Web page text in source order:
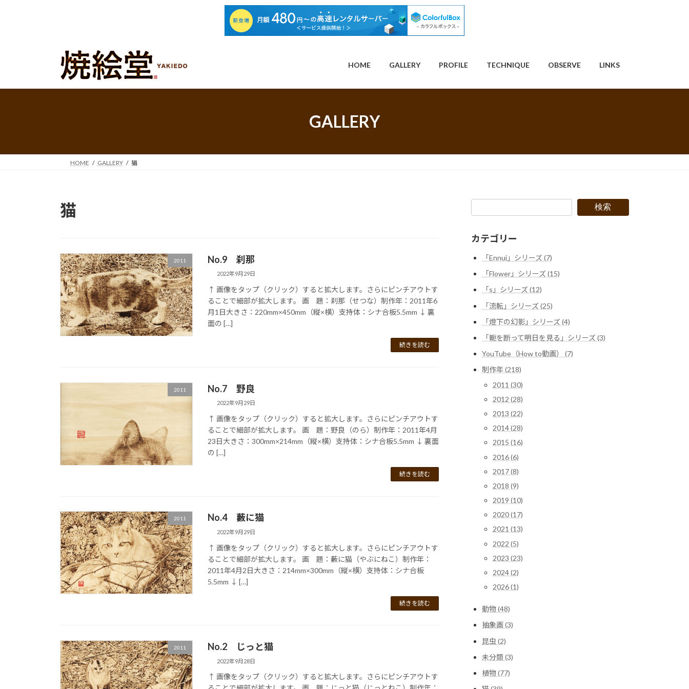
プ
動
HOME GALLERY PROFILE TECHNIQUE OBSERVE LINKS
GALLERY
HOME GALLERY 猫
猫
2011 No.9 刹那
2022年9月29日
↑ 画像をタップ（クリック）すると拡大します。さらにピンチアウトす
ることで細部が拡大します。 画 題：刹那（せつな）制作年：2011年6
月1日大きさ：220mm×450mm（縦×横）支持体：シナ合板5.5mm ↓ 裏
面の […]
続きを読む
2011 No.7 野良
2022年9月29日
↑ 画像をタップ（クリック）すると拡大します。さらにピンチアウトす
ることで細部が拡大します。 画 題：野良（のら）制作年：2011年4月
23日大きさ：300mm×214mm（縦×横）支持体：シナ合板5.5mm ↓ 裏面
の […]
続きを読む
2011 No.4 藪に猫
2022年9月29日
↑ 画像をタップ（クリック）すると拡大します。さらにピンチアウトす
ることで細部が拡大します。 画 題：藪に猫（やぶにねこ）制作年：
2011年4月2日大きさ：214mm×300mm（縦×横）支持体：シナ合板
5.5mm ↓ […]
続きを読む
2011 No.2 じっと猫
2022年9月28日
↑ 画像をタップ（クリック）すると拡大します。さらにピンチアウトす
検索
カテゴリー
「Ennui」シリーズ (7)
「Flower」シリーズ (15)
「s」シリーズ (12)
「流転」シリーズ (25)
「燈下の幻影」シリーズ (4)
「軛を断って明日を見る」シリーズ (3)
YouTube（How to動画） (7)
制作年 (218)
2011 (30)
2012 (28)
2013 (22)
2014 (28)
2015 (16)
2016 (6)
2017 (8)
2018 (9)
2019 (10)
2020 (17)
2021 (13)
2022 (5)
2023 (23)
2024 (2)
2026 (1)
動物 (48)
抽象画 (3)
昆虫 (2)
未分類 (3)
植物 (77)